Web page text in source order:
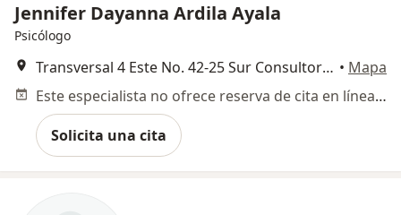
Jennifer Dayanna Ardila Ayala
Psicólogo
Transversal 4 Este No. 42-25 Sur Consultorio N. 6, Bogotá • Mapa
Este especialista no ofrece reserva de cita en línea en esta dirección.
Solicita una cita